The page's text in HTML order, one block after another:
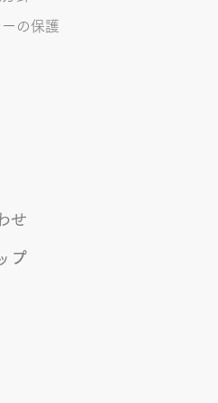
の保護
せ
プ